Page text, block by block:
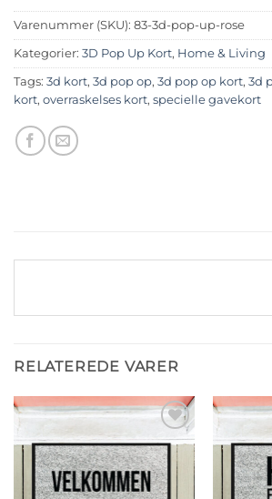
Varenummer (SKU): 83-3d-pop-up-rose
Kategorier: 3D Pop Up Kort, Home & Living
Tags: 3d kort, 3d pop op, 3d pop op kort, 3d
kort, overraskelses kort, specielle gavekort
RELATEREDE VARER
Tilføj til
ønskeliste